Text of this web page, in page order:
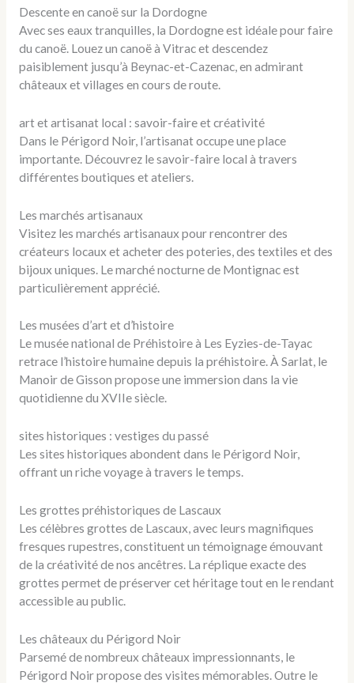
Descente en canoë sur la Dordogne
Avec ses eaux tranquilles, la Dordogne est idéale pour faire
du canoë. Louez un canoë à Vitrac et descendez
paisiblement jusqu’à Beynac-et-Cazenac, en admirant
châteaux et villages en cours de route.
art et artisanat local : savoir-faire et créativité
Dans le Périgord Noir, l’artisanat occupe une place
importante. Découvrez le savoir-faire local à travers
différentes boutiques et ateliers.
Les marchés artisanaux
Visitez les marchés artisanaux pour rencontrer des
créateurs locaux et acheter des poteries, des textiles et des
bijoux uniques. Le marché nocturne de Montignac est
particulièrement apprécié.
Les musées d’art et d’histoire
Le musée national de Préhistoire à Les Eyzies-de-Tayac
retrace l’histoire humaine depuis la préhistoire. À Sarlat, le
Manoir de Gisson propose une immersion dans la vie
quotidienne du XVIIe siècle.
sites historiques : vestiges du passé
Les sites historiques abondent dans le Périgord Noir,
offrant un riche voyage à travers le temps.
Les grottes préhistoriques de Lascaux
Les célèbres grottes de Lascaux, avec leurs magnifiques
fresques rupestres, constituent un témoignage émouvant
de la créativité de nos ancêtres. La réplique exacte des
grottes permet de préserver cet héritage tout en le rendant
accessible au public.
Les châteaux du Périgord Noir
Parsemé de nombreux châteaux impressionnants, le
Périgord Noir propose des visites mémorables. Outre le